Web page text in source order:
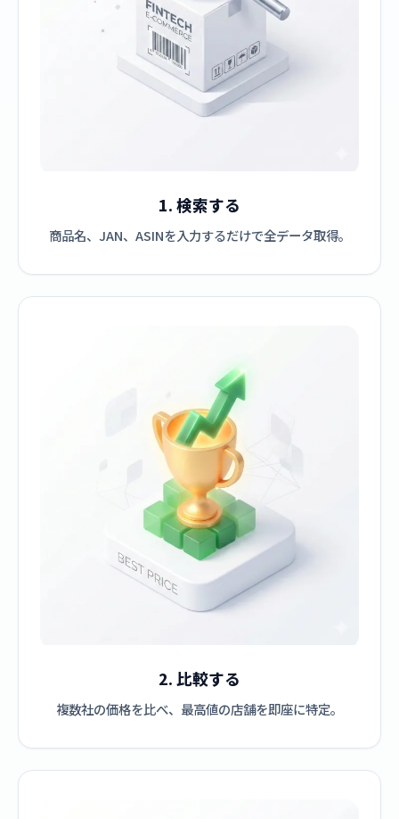
1. 検索する
商品名、JAN、ASINを入力するだけで全データ取得。
2. 比較する
複数社の価格を比べ、最高値の店舗を即座に特定。